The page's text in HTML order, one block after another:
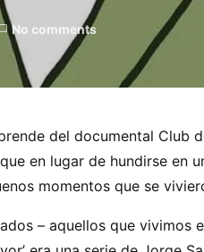
No comments
del documental Club
en lugar de hundirse en
momentos que se
– aquellos que vivimos